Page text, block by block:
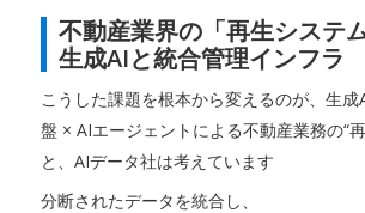
不動産業界の「再生システ
生成AIと統合管理インフラ
こうした課題を根本から変えるのが、生
盤 × AIエージェントによる不動産業務の“
と、AIデータ社は考えています
分断されたデータを統合し、